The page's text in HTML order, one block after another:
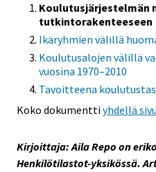
Koulutusjärjestelmän
tutkintorakenteeseen
Ikäryhmien välillä
Koulutusalojen välillä
vuosina 1970–2010
Tavoitteena
Koko dokumenttiyhdellä
Kirjoittaja: Aila Repo on
Henkilötilastot-yksikössä.